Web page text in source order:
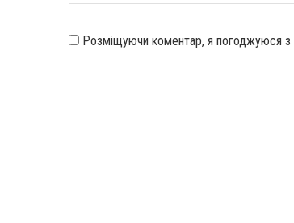
Розміщуючи коментар, я погоджуюся з